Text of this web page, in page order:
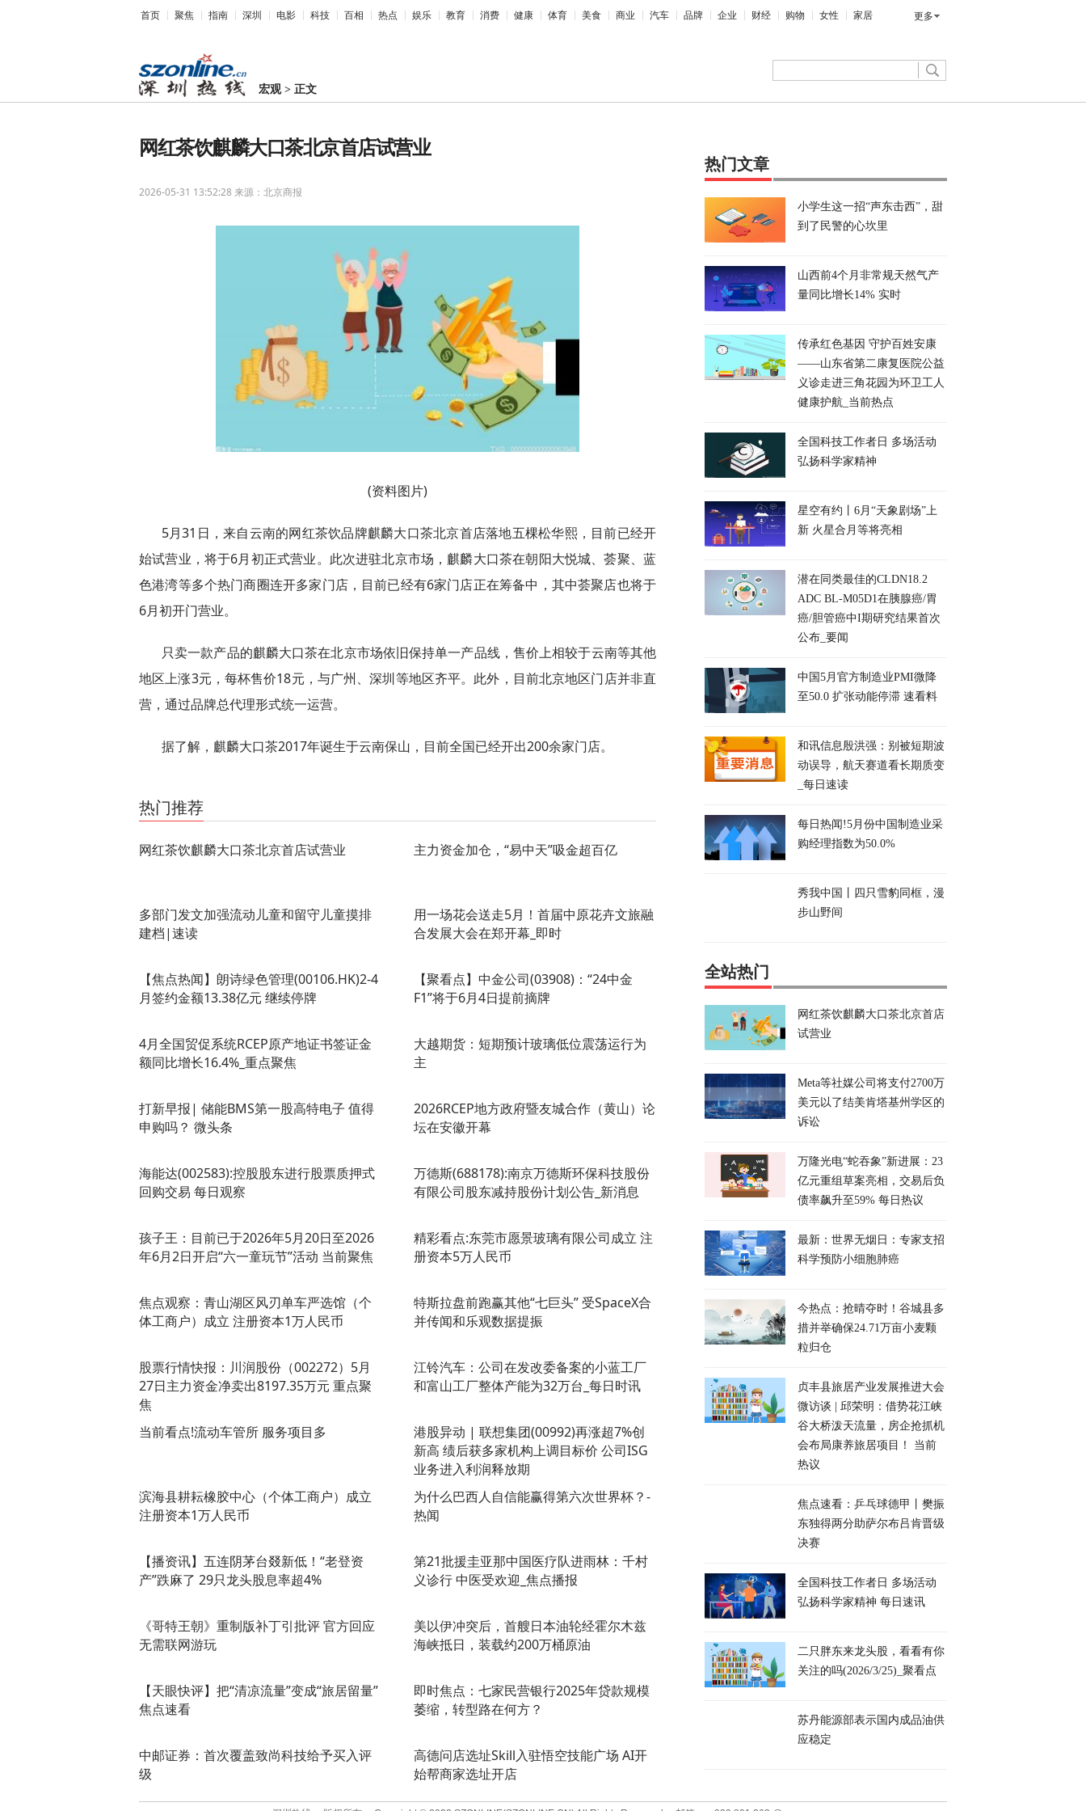
首页 聚焦 指南 深圳 电影 科技 百相 热点 娱乐 教育 消费 健康 体育 美食 商业 汽车 品牌 企业 财经 购物 女性 家居 更多
宏观>正文
网红茶饮麒麟大口茶北京首店试营业
2026-05-31 13:52:28 来源：北京商报
(资料图片)
5月31日，来自云南的网红茶饮品牌麒麟大口茶北京首店落地五棵松华熙，目前已经开
始试营业，将于6月初正式营业。此次进驻北京市场，麒麟大口茶在朝阳大悦城、荟聚、蓝
色港湾等多个热门商圈连开多家门店，目前已经有6家门店正在筹备中，其中荟聚店也将于
6月初开门营业。
只卖一款产品的麒麟大口茶在北京市场依旧保持单一产品线，售价上相较于云南等其他
地区上涨3元，每杯售价18元，与广州、深圳等地区齐平。此外，目前北京地区门店并非直
营，通过品牌总代理形式统一运营。
据了解，麒麟大口茶2017年诞生于云南保山，目前全国已经开出200余家门店。
热门推荐
网红茶饮麒麟大口茶北京首店试营业 主力资金加仓，“易中天”吸金超百亿
多部门发文加强流动儿童和留守儿童摸排
建档|速读
用一场花会送走5月！首届中原花卉文旅融
合发展大会在郑开幕_即时
【焦点热闻】朗诗绿色管理(00106.HK)2-4
月签约金额13.38亿元 继续停牌
【聚看点】中金公司(03908)：“24中金
F1”将于6月4日提前摘牌
4月全国贸促系统RCEP原产地证书签证金
额同比增长16.4%_重点聚焦
大越期货：短期预计玻璃低位震荡运行为
主
打新早报| 储能BMS第一股高特电子 值得
申购吗？ 微头条
2026RCEP地方政府暨友城合作（黄山）论
坛在安徽开幕
海能达(002583):控股股东进行股票质押式
回购交易 每日观察
万德斯(688178):南京万德斯环保科技股份
有限公司股东减持股份计划公告_新消息
孩子王：目前已于2026年5月20日至2026
年6月2日开启“六一童玩节”活动 当前聚焦
精彩看点:东莞市愿景玻璃有限公司成立 注
册资本5万人民币
焦点观察：青山湖区风刃单车严选馆（个
体工商户）成立 注册资本1万人民币
特斯拉盘前跑赢其他“七巨头” 受SpaceX合
并传闻和乐观数据提振
股票行情快报：川润股份（002272）5月
27日主力资金净卖出8197.35万元 重点聚
焦
江铃汽车：公司在发改委备案的小蓝工厂
和富山工厂整体产能为32万台_每日时讯
当前看点!流动车管所 服务项目多
港股异动 | 联想集团(00992)再涨超7%创
新高 绩后获多家机构上调目标价 公司ISG
业务进入利润释放期
滨海县耕耘橡胶中心（个体工商户）成立
注册资本1万人民币
为什么巴西人自信能赢得第六次世界杯？-
热闻
【播资讯】五连阴茅台叕新低！“老登资
产”跌麻了 29只龙头股息率超4%
第21批援圭亚那中国医疗队进雨林：千村
义诊行 中医受欢迎_焦点播报
《哥特王朝》重制版补丁引批评 官方回应
无需联网游玩
美以伊冲突后，首艘日本油轮经霍尔木兹
海峡抵日，装载约200万桶原油
【天眼快评】把“清凉流量”变成“旅居留量”
焦点速看
即时焦点：七家民营银行2025年贷款规模
萎缩，转型路在何方？
中邮证券：首次覆盖致尚科技给予买入评
级
高德问店选址Skill入驻悟空技能广场 AI开
始帮商家选址开店
热门文章
小学生这一招“声东击西”，甜
到了民警的心坎里
山西前4个月非常规天然气产
量同比增长14% 实时
传承红色基因 守护百姓安康
——山东省第二康复医院公益
义诊走进三角花园为环卫工人
健康护航_当前热点
全国科技工作者日 多场活动
弘扬科学家精神
星空有约丨6月“天象剧场”上
新 火星合月等将亮相
潜在同类最佳的CLDN18.2
ADC BL-M05D1在胰腺癌/胃
癌/胆管癌中I期研究结果首次
公布_要闻
中国5月官方制造业PMI微降
至50.0 扩张动能停滞 速看料
和讯信息殷洪强：别被短期波
动误导，航天赛道看长期质变
_每日速读
每日热闻!5月份中国制造业采
购经理指数为50.0%
秀我中国丨四只雪豹同框，漫
步山野间
全站热门
网红茶饮麒麟大口茶北京首店
试营业
Meta等社媒公司将支付2700万
美元以了结美肯塔基州学区的
诉讼
万隆光电“蛇吞象”新进展：23
亿元重组草案亮相，交易后负
债率飙升至59% 每日热议
最新：世界无烟日：专家支招
科学预防小细胞肺癌
今热点：抢晴夺时！谷城县多
措并举确保24.71万亩小麦颗
粒归仓
贞丰县旅居产业发展推进大会
微访谈 | 邱荣明：借势花江峡
谷大桥泼天流量，房企抢抓机
会布局康养旅居项目！ 当前
热议
焦点速看：乒乓球德甲丨樊振
东独得两分助萨尔布吕肯晋级
决赛
全国科技工作者日 多场活动
弘扬科学家精神 每日速讯
二只胖东来龙头股，看看有你
关注的吗(2026/3/25)_聚看点
苏丹能源部表示国内成品油供
应稳定